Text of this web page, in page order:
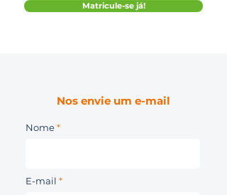
Matricule-se já!
Nos envie um e-mail
Nome
E-mail